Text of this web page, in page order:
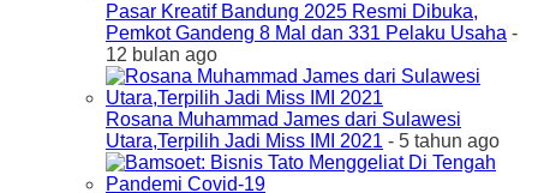
Pasar Kreatif Bandung 2025 Resmi Dibuka,
Pemkot Gandeng 8 Mal dan 331 Pelaku Usaha -
12 bulan ago
Rosana Muhammad James dari Sulawesi
Utara,Terpilih Jadi Miss IMI 2021 - 5 tahun ago